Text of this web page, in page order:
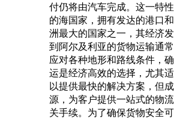
付仍将由汽车完成。这一特
的海国家，拥有发达的港口
洲最大的国家之一，其经济
到阿尔及利亚的货物运输通
应对各种地形和路线条件，
运是经济高效的选择，尤其
以提供最快的解决方案，但
源，为客户提供一站式的物
关手续。为了确保货物安全